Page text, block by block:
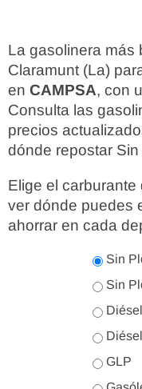
La gasolinera más
Claramunt (La)
en CAMPSA, con
Consulta las
precios
dónde repostar
Elige el
ver dónde puedes
ahorrar en cada
Sin
Sin
Diésel
GLP